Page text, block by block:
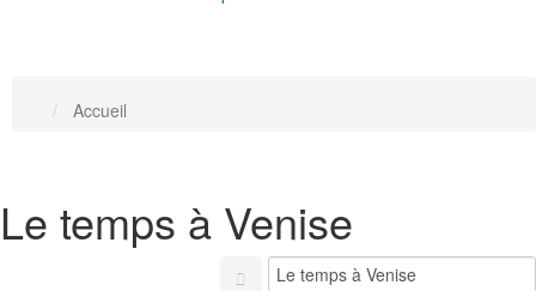
Accueil
Le temps à Venise